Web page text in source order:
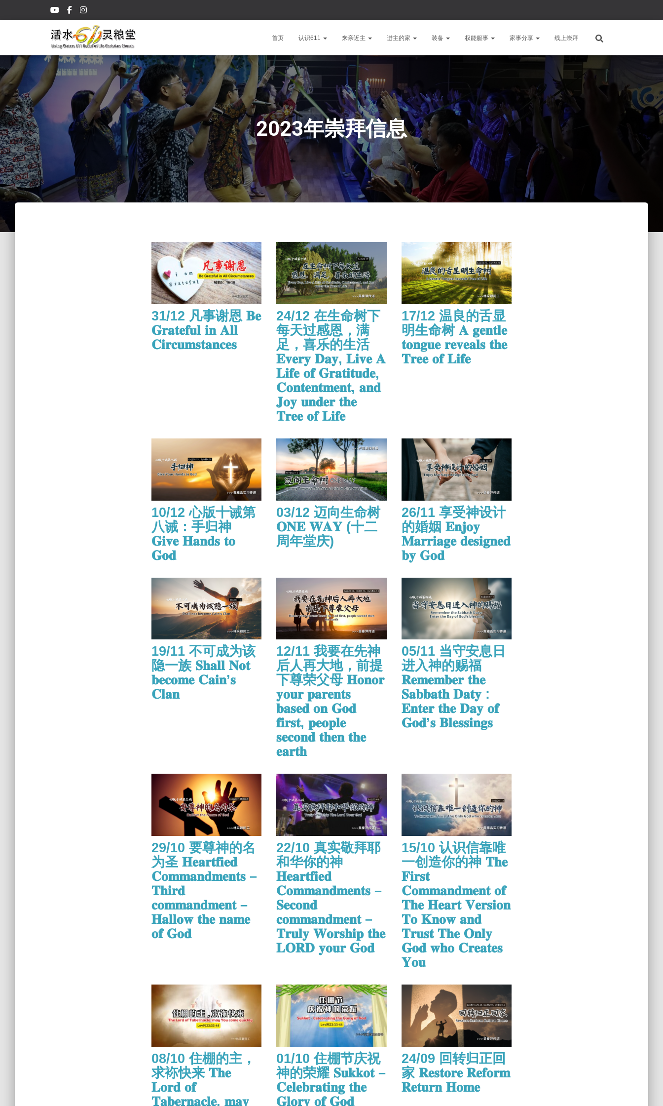
首页 认识611 来亲近主 进主的家 装备 权能服事 家事分享 线上崇拜
2023年崇拜信息
31/12 凡事谢恩 𝐁𝐞
𝐆𝐫𝐚𝐭𝐞𝐟𝐮𝐥 𝐢𝐧 𝐀𝐥𝐥
𝐂𝐢𝐫𝐜𝐮𝐦𝐬𝐭𝐚𝐧𝐜𝐞𝐬
24/12 在生命树下
每天过感恩，满
足，喜乐的生活
𝐄𝐯𝐞𝐫𝐲 𝐃𝐚𝐲, 𝐋𝐢𝐯𝐞 𝐀
𝐋𝐢𝐟𝐞 𝐨𝐟 𝐆𝐫𝐚𝐭𝐢𝐭𝐮𝐝𝐞,
𝐂𝐨𝐧𝐭𝐞𝐧𝐭𝐦𝐞𝐧𝐭, 𝐚𝐧𝐝
𝐉𝐨𝐲 𝐮𝐧𝐝𝐞𝐫 𝐭𝐡𝐞
𝐓𝐫𝐞𝐞 𝐨𝐟 𝐋𝐢𝐟𝐞
17/12 温良的舌显
明生命树 𝐀 𝐠𝐞𝐧𝐭𝐥𝐞
𝐭𝐨𝐧𝐠𝐮𝐞 𝐫𝐞𝐯𝐞𝐚𝐥𝐬 𝐭𝐡𝐞
𝐓𝐫𝐞𝐞 𝐨𝐟 𝐋𝐢𝐟𝐞
10/12 心版十诫第
八诫：手归神
𝐆𝐢𝐯𝐞 𝐇𝐚𝐧𝐝𝐬 𝐭𝐨
𝐆𝐨𝐝
03/12 迈向生命树
𝐎𝐍𝐄 𝐖𝐀𝐘 (十二
周年堂庆)
26/11 享受神设计
的婚姻 𝐄𝐧𝐣𝐨𝐲
𝐌𝐚𝐫𝐫𝐢𝐚𝐠𝐞 𝐝𝐞𝐬𝐢𝐠𝐧𝐞𝐝
𝐛𝐲 𝐆𝐨𝐝
19/11 不可成为该
隐一族 𝐒𝐡𝐚𝐥𝐥 𝐍𝐨𝐭
𝐛𝐞𝐜𝐨𝐦𝐞 𝐂𝐚𝐢𝐧’𝐬
𝐂𝐥𝐚𝐧
12/11 我要在先神
后人再大地，前提
下尊荣父母 𝐇𝐨𝐧𝐨𝐫
𝐲𝐨𝐮𝐫 𝐩𝐚𝐫𝐞𝐧𝐭𝐬
𝐛𝐚𝐬𝐞𝐝 𝐨𝐧 𝐆𝐨𝐝
𝐟𝐢𝐫𝐬𝐭, 𝐩𝐞𝐨𝐩𝐥𝐞
𝐬𝐞𝐜𝐨𝐧𝐝 𝐭𝐡𝐞𝐧 𝐭𝐡𝐞
𝐞𝐚𝐫𝐭𝐡
05/11 当守安息日
进入神的赐福
𝐑𝐞𝐦𝐞𝐦𝐛𝐞𝐫 𝐭𝐡𝐞
𝐒𝐚𝐛𝐛𝐚𝐭𝐡 𝐃𝐚𝐭𝐲 :
𝐄𝐧𝐭𝐞𝐫 𝐭𝐡𝐞 𝐃𝐚𝐲 𝐨𝐟
𝐆𝐨𝐝’𝐬 𝐁𝐥𝐞𝐬𝐬𝐢𝐧𝐠𝐬
29/10 要尊神的名
为圣 𝐇𝐞𝐚𝐫𝐭𝐟𝐢𝐞𝐝
𝐂𝐨𝐦𝐦𝐚𝐧𝐝𝐦𝐞𝐧𝐭𝐬 –
𝐓𝐡𝐢𝐫𝐝
𝐜𝐨𝐦𝐦𝐚𝐧𝐝𝐦𝐞𝐧𝐭 –
𝐇𝐚𝐥𝐥𝐨𝐰 𝐭𝐡𝐞 𝐧𝐚𝐦𝐞
𝐨𝐟 𝐆𝐨𝐝
22/10 真实敬拜耶
和华你的神
𝐇𝐞𝐚𝐫𝐭𝐟𝐢𝐞𝐝
𝐂𝐨𝐦𝐦𝐚𝐧𝐝𝐦𝐞𝐧𝐭𝐬 –
𝐒𝐞𝐜𝐨𝐧𝐝
𝐜𝐨𝐦𝐦𝐚𝐧𝐝𝐦𝐞𝐧𝐭 –
𝐓𝐫𝐮𝐥𝐲 𝐖𝐨𝐫𝐬𝐡𝐢𝐩 𝐭𝐡𝐞
𝐋𝐎𝐑𝐃 𝐲𝐨𝐮𝐫 𝐆𝐨𝐝
15/10 认识信靠唯
一创造你的神 𝐓𝐡𝐞
𝐅𝐢𝐫𝐬𝐭
𝐂𝐨𝐦𝐦𝐚𝐧𝐝𝐦𝐞𝐧𝐭 𝐨𝐟
𝐓𝐡𝐞 𝐇𝐞𝐚𝐫𝐭 𝐕𝐞𝐫𝐬𝐢𝐨𝐧
𝐓𝐨 𝐊𝐧𝐨𝐰 𝐚𝐧𝐝
𝐓𝐫𝐮𝐬𝐭 𝐓𝐡𝐞 𝐎𝐧𝐥𝐲
𝐆𝐨𝐝 𝐰𝐡𝐨 𝐂𝐫𝐞𝐚𝐭𝐞𝐬
𝐘𝐨𝐮
08/10 住棚的主，
求袮快来 𝐓𝐡𝐞
𝐋𝐨𝐫𝐝 𝐨𝐟
𝐓𝐚𝐛𝐞𝐫𝐧𝐚𝐜𝐥𝐞, 𝐦𝐚𝐲
01/10 住棚节庆祝
神的荣耀 𝐒𝐮𝐤𝐤𝐨𝐭 –
𝐂𝐞𝐥𝐞𝐛𝐫𝐚𝐭𝐢𝐧𝐠 𝐭𝐡𝐞
𝐆𝐥𝐨𝐫𝐲 𝐨𝐟 𝐆𝐨𝐝
24/09 回转归正回
家 𝐑𝐞𝐬𝐭𝐨𝐫𝐞 𝐑𝐞𝐟𝐨𝐫𝐦
𝐑𝐞𝐭𝐮𝐫𝐧 𝐇𝐨𝐦𝐞